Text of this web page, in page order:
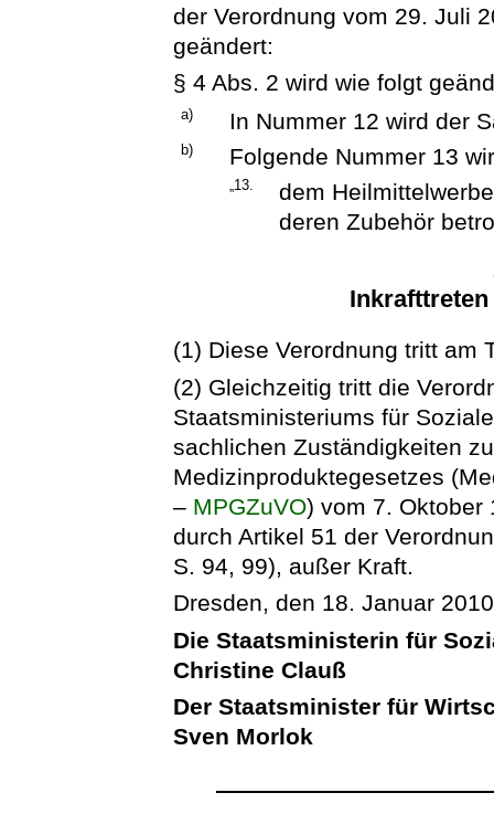
der Verordnung vom 29. Juli
geändert:
§ 4 Abs. 2 wird wie folgt
a) In Nummer 12 wird der
b) Folgende Nummer 13
„13.
dem
deren Zubehör
(1) Diese Verordnung tritt am
(2) Gleichzeitig tritt die
Staatsministeriums für
sachlichen Zuständigkeiten
Medizinproduktegesetzes
– MPGZuVO) vom 7. Oktober
durch Artikel 51 der
S. 94, 99), außer Kraft.
Dresden, den 18. Januar 2010
Die Staatsministerin für
Christine Clauß
Der Staatsminister für
Sven Morlok